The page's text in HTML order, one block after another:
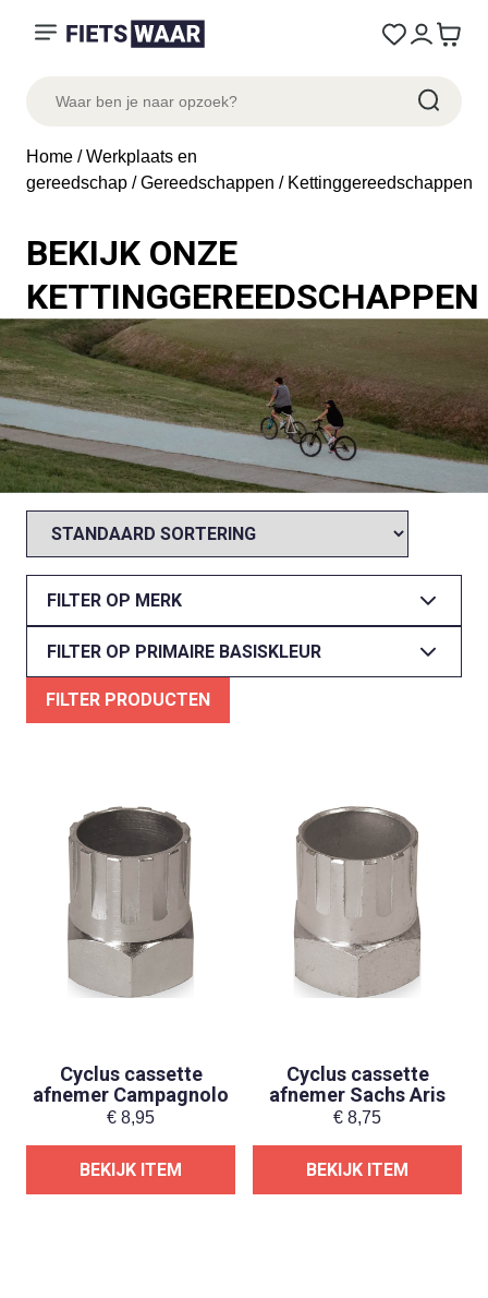
Home /Werkplaats en
gereedschap /Gereedschappen / Kettinggereedschappen
BEKIJK ONZE
KETTINGGEREEDSCHAPPEN
FILTER OP MERK
FILTER OP PRIMAIRE BASISKLEUR
FILTER PRODUCTEN
Cyclus cassette
afnemer Campagnolo
€ 8,95
BEKIJK ITEM
Cyclus cassette
afnemer Sachs Aris
€ 8,75
BEKIJK ITEM